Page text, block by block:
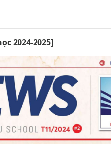
2024-2025]